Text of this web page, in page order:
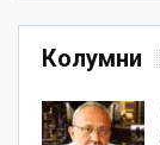
Колумни